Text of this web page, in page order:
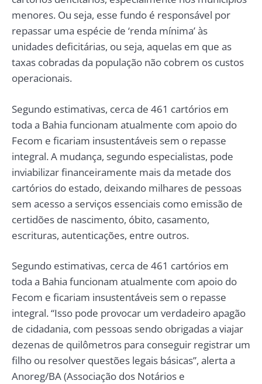
menores. Ou seja, esse fundo é responsável por
repassar uma espécie de ‘renda mínima’ às
unidades deficitárias, ou seja, aquelas em que as
taxas cobradas da população não cobrem os custos
operacionais.
Segundo estimativas, cerca de 461 cartórios em
toda a Bahia funcionam atualmente com apoio do
Fecom e ficariam insustentáveis sem o repasse
integral. A mudança, segundo especialistas, pode
inviabilizar financeiramente mais da metade dos
cartórios do estado, deixando milhares de pessoas
sem acesso a serviços essenciais como emissão de
certidões de nascimento, óbito, casamento,
escrituras, autenticações, entre outros.
Segundo estimativas, cerca de 461 cartórios em
toda a Bahia funcionam atualmente com apoio do
Fecom e ficariam insustentáveis sem o repasse
integral. “Isso pode provocar um verdadeiro apagão
de cidadania, com pessoas sendo obrigadas a viajar
dezenas de quilômetros para conseguir registrar um
filho ou resolver questões legais básicas”, alerta a
Anoreg/BA (Associação dos Notários e